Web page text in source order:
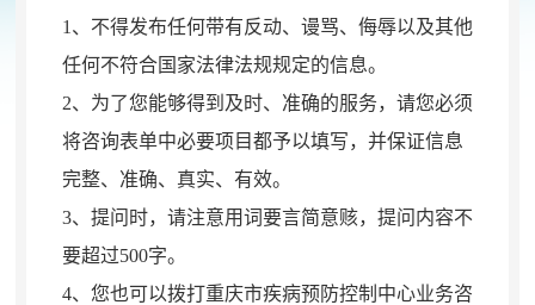
1、不得发布任何带有反动、谩骂、侮辱以及其他
任何不符合国家法律法规规定的信息。
2、为了您能够得到及时、准确的服务， 请您必须
将咨询表单中必要项目都予以填写，并保证信息
完整、准确、真实、有效。
3、提问时， 请注意用词要言简意赅，提问内容不
要超过500字。
4、您也可以拨打重庆市疾病预防控制中心业务咨